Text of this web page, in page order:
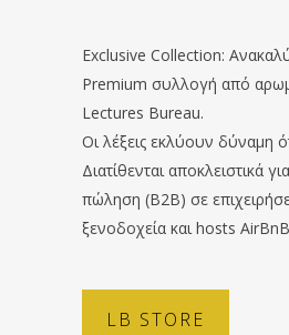
Exclusive Collection:
Premium συλλογή από
Lectures Bureau.
Οι λέξεις εκλύουν δύναμη
Διατίθενται αποκλειστικά
πώληση (B2B) σε
ξενοδοχεία και hosts
LB STORE